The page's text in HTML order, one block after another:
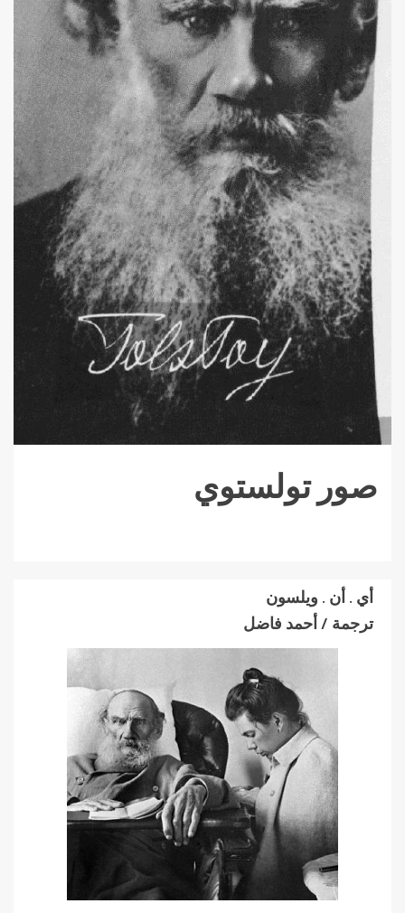
صور تولستوي
أي . أن . ويلسون
ترجمة / أحمد فاضل